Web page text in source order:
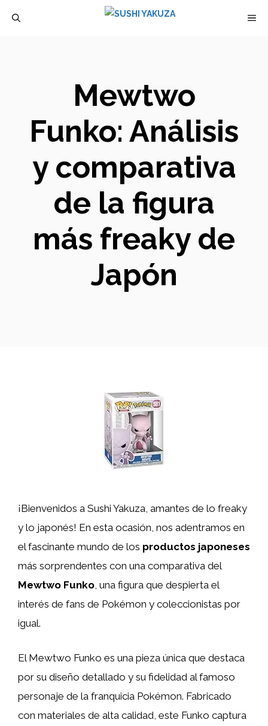
Mewtwo
Funko: Análisis
y comparativa
de la figura
más freaky de
Japón
¡Bienvenidos a Sushi Yakuza, amantes de lo freaky
y lo japonés! En esta ocasión, nos adentramos en
el fascinante mundo de los productos japoneses
más sorprendentes con una comparativa del
Mewtwo Funko, una figura que despierta el
interés de fans de Pokémon y coleccionistas por
igual.
El Mewtwo Funko es una pieza única que destaca
por su diseño detallado y su fidelidad al famoso
personaje de la franquicia Pokémon. Fabricado
con materiales de alta calidad, este Funko captura